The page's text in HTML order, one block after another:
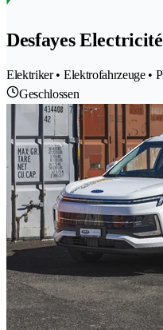
Desfayes
Elektriker • Elektrofahrzeuge •
Geschlossen